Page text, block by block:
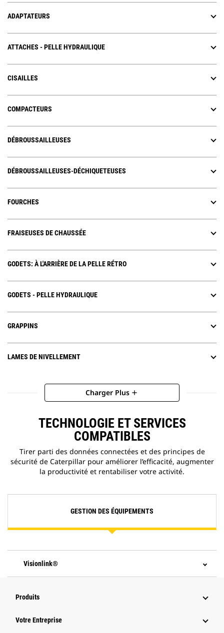
ADAPTATEURS
ATTACHES - PELLE HYDRAULIQUE
CISAILLES
COMPACTEURS
DÉBROUSSAILLEUSES
DÉBROUSSAILLEUSES-DÉCHIQUETEUSES
FOURCHES
FRAISEUSES DE CHAUSSÉE
GODETS: À L'ARRIÈRE DE LA PELLE RÉTRO
GODETS - PELLE HYDRAULIQUE
GRAPPINS
LAMES DE NIVELLEMENT
Charger Plus add
TECHNOLOGIE ET SERVICES
COMPATIBLES
Tirer parti des données connectées et des principes de
sécurité de Caterpillar pour améliorer l’efficacité, augmenter
la productivité et rentabiliser votre activité.
GESTION DES ÉQUIPEMENTS
Visionlink®
Produits
Votre Entreprise